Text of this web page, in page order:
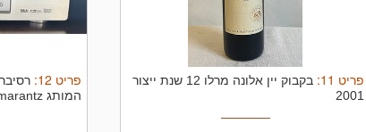
פריט 11
:
בקבוק יין אלונה מרלו 12 שנת ייצור
2001
פריט 12
:
המותג marantz